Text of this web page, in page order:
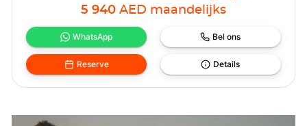
5 940 AED maandelijks
WhatsApp Bel ons
Reserve Details